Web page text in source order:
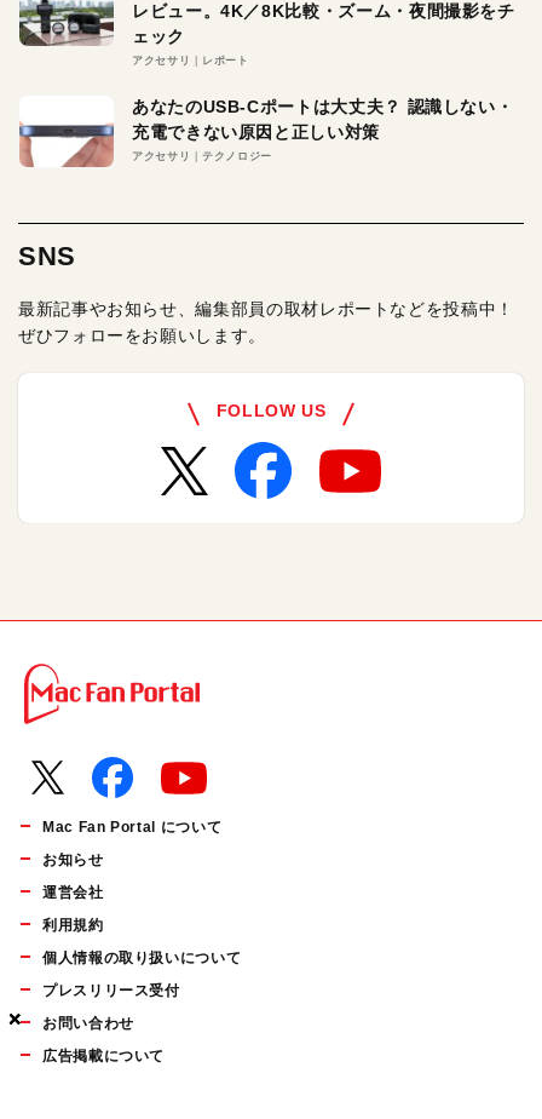
×
×
×
レビュー。4K／8K比較・ズーム・夜間撮影をチ
ェック
アクセサリ レポート
あなたのUSB-Cポートは大丈夫？ 認識しない・
充電できない原因と正しい対策
アクセサリ テクノロジー
SNS
最新記事やお知らせ、編集部員の取材レポートなどを投稿中！
ぜひフォローをお願いします。
FOLLOW US
Mac Fan Portal について
お知らせ
運営会社
利用規約
個人情報の取り扱いについて
プレスリリース受付
お問い合わせ
広告掲載について